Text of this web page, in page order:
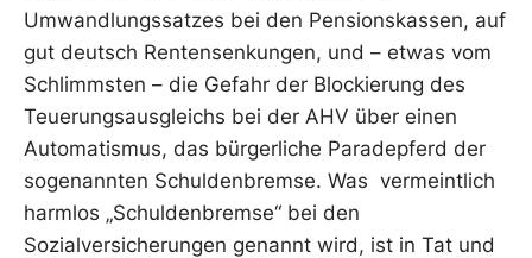
Umwandlungssatzes bei den Pensionskassen, auf
gut deutsch Rentensenkungen, und – etwas vom
Schlimmsten – die Gefahr der Blockierung des
Teuerungsausgleichs bei der AHV über einen
Automatismus, das bürgerliche Paradepferd der
sogenannten Schuldenbremse. Was vermeintlich
harmlos „Schuldenbremse“ bei den
Sozialversicherungen genannt wird, ist in Tat und